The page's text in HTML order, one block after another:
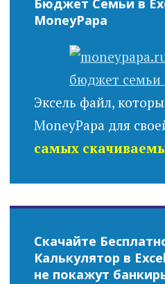
Бюджет Семьи в
MoneyPapa
Эксель файл,
MoneyPapa для
самых
Скачайте
Калькулятор в
не покажут